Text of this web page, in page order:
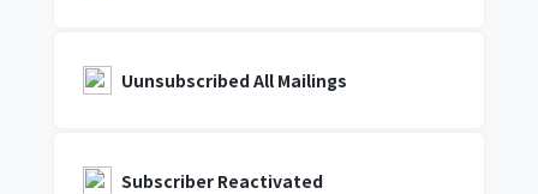
Uunsubscribed All Mailings
Subscriber Reactivated